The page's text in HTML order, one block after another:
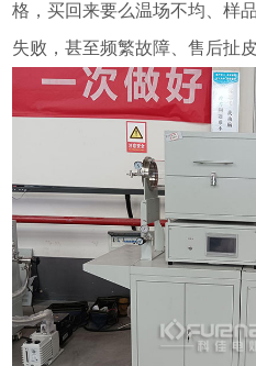
格，买回来要么温场不均、样
失败，甚至频繁故障、售后扯